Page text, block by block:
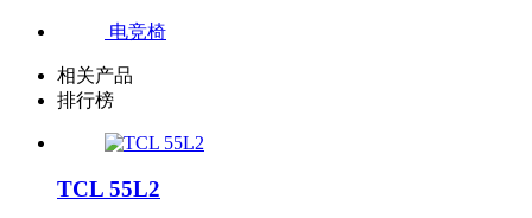
电竞椅
相关产品
排行榜
TCL 55L2